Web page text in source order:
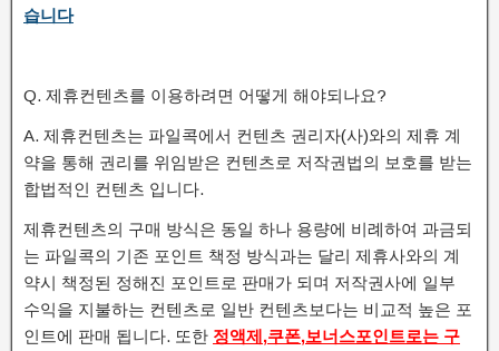
습니다
Q. 제휴컨텐츠를 이용하려면 어떻게 해야되나요?
A. 제휴컨텐츠는 파일콕에서 컨텐츠 권리자(사)와의 제휴 계
약을 통해 권리를 위임받은 컨텐츠로 저작권법의 보호를 받는
합법적인 컨텐츠 입니다.
제휴컨텐츠의 구매 방식은 동일 하나 용량에 비례하여 과금되
는 파일콕의 기존 포인트 책정 방식과는 달리 제휴사와의 계
약시 책정된 정해진 포인트로 판매가 되며 저작권사에 일부
수익을 지불하는 컨텐츠로 일반 컨텐츠보다는 비교적 높은 포
인트에 판매 됩니다. 또한 정액제,쿠폰,보너스포인트로는 구